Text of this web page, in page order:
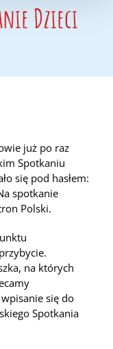
Dzieci
już po raz
Spotkaniu
się pod hasłem:
spotkanie
Polski.
na których
się do
Spotkania